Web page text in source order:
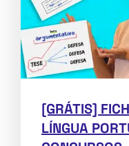
[GRÁTIS]
LÍNGUA